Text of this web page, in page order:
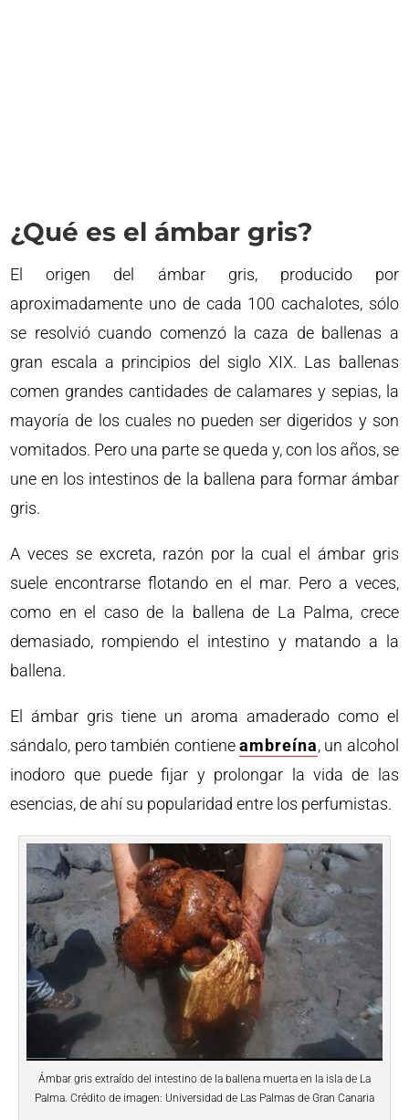
¿Qué es el ámbar gris?
El origen del ámbar gris, producido por
aproximadamente uno de cada 100 cachalotes, sólo
se resolvió cuando comenzó la caza de ballenas a
gran escala a principios del siglo XIX. Las ballenas
comen grandes cantidades de calamares y sepias, la
mayoría de los cuales no pueden ser digeridos y son
vomitados. Pero una parte se queda y, con los años, se
une en los intestinos de la ballena para formar ámbar
gris.
A veces se excreta, razón por la cual el ámbar gris
suele encontrarse flotando en el mar. Pero a veces,
como en el caso de la ballena de La Palma, crece
demasiado, rompiendo el intestino y matando a la
ballena.
El ámbar gris tiene un aroma amaderado como el
sándalo, pero también contieneambreína, un alcohol
inodoro que puede fijar y prolongar la vida de las
esencias, de ahí su popularidad entre los perfumistas.
Ámbar gris extraído del intestino de la ballena muerta en la isla de La
Palma. Crédito de imagen: Universidad de Las Palmas de Gran Canaria